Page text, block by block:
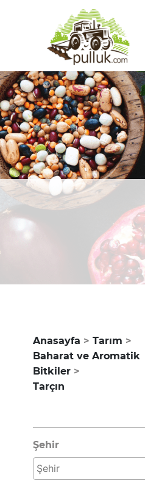
Anasayfa
Tarım
Baharat ve Aromatik
Bitkiler
Tarçın
Şehir